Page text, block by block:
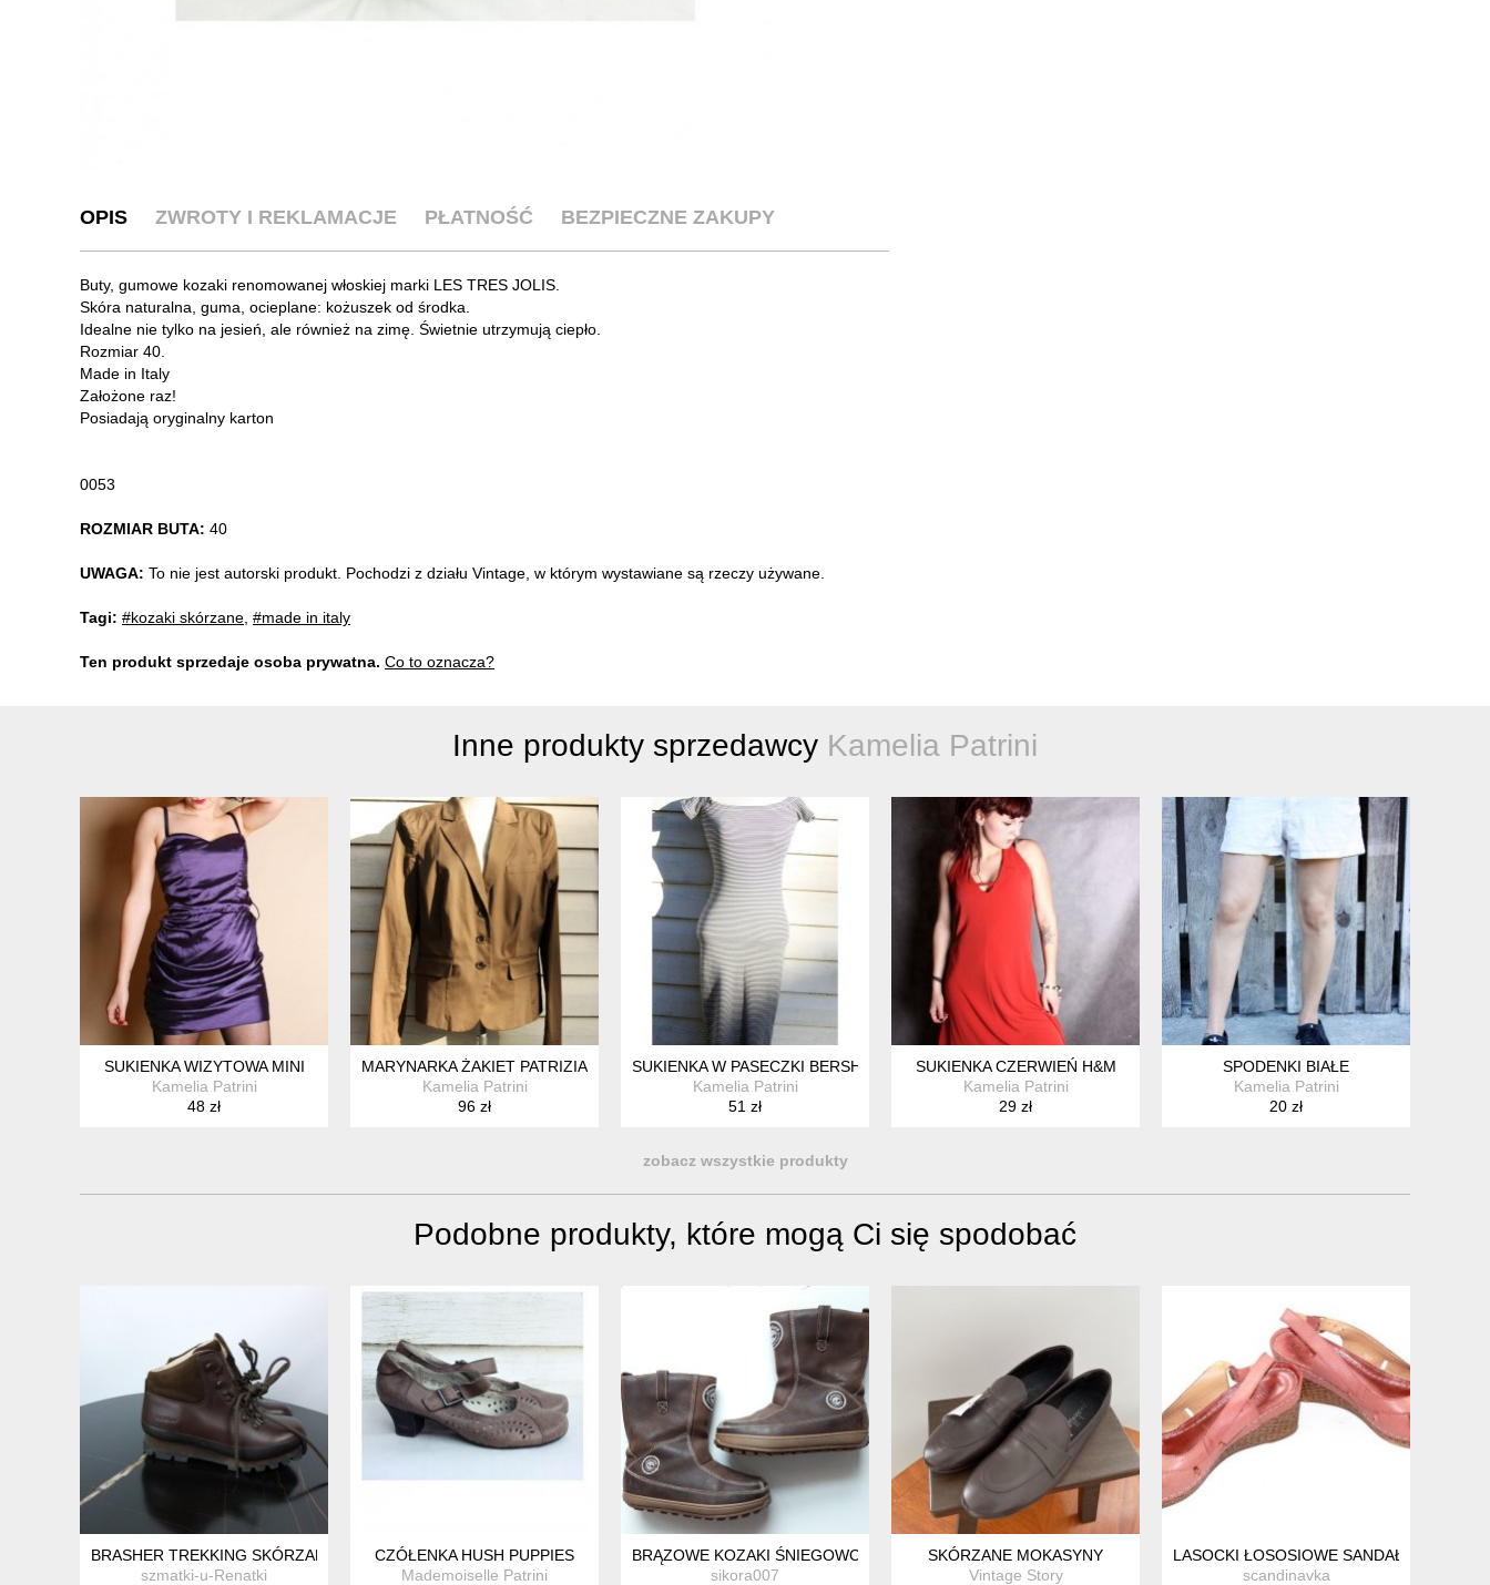
OPIS ZWROTY I REKLAMACJE PŁATNOŚĆ BEZPIECZNE ZAKUPY
Buty, gumowe kozaki renomowanej włoskiej marki LES TRES JOLIS.
Skóra naturalna, guma, ocieplane: kożuszek od środka.
Idealne nie tylko na jesień, ale również na zimę. Świetnie utrzymują ciepło.
Rozmiar 40.
Made in Italy
Założone raz!
Posiadają oryginalny karton
0053
ROZMIAR BUTA: 40
UWAGA: To nie jest autorski produkt. Pochodzi z działu Vintage, w którym wystawiane są rzeczy używane.
Tagi: #kozaki skórzane #made in italy
Ten produkt sprzedaje osoba prywatna. Co to oznacza?
Inne produkty sprzedawcy Kamelia Patrini
SUKIENKA WIZYTOWA MINI
Kamelia Patrini
48 zł
MARYNARKA ŻAKIET PATRIZIA DINI
Kamelia Patrini
96 zł
SUKIENKA W PASECZKI BERSHKA
Kamelia Patrini
51 zł
SUKIENKA CZERWIEŃ H&M
Kamelia Patrini
29 zł
SPODENKI BIAŁE
Kamelia Patrini
20 zł
zobacz wszystkie produkty
Podobne produkty, które mogą Ci się spodobać
BRASHER TREKKING SKÓRZANE BUTY SKÓRA 4 - 36 2/3 23,5 CM
szmatki-u-Renatki
CZÓŁENKA HUSH PUPPIES
Mademoiselle Patrini
BRĄZOWE KOZAKI ŚNIEGOWCE TIMBERLAND SKÓRA NATURALNA 38
sikora007
SKÓRZANE MOKASYNY
Vintage Story
LASOCKI ŁOSOSIOWE SANDAŁKI
scandinavka